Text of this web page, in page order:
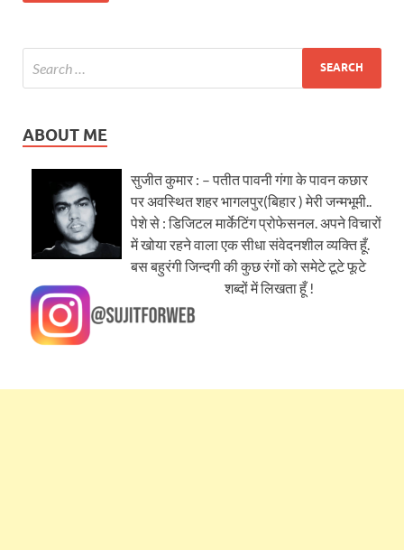
ABOUT ME
सुजीत कुमार : – पतीत पावनी गंगा के पावन कछार
पर अवस्थित शहर भागलपुर(बिहार ) मेरी जन्मभूमी..
पेशे से : डिजिटल मार्केटिंग प्रोफेसनल. अपने विचारों
में खोया रहने वाला एक सीधा संवेदनशील व्यक्ति हूँ.
बस बहुरंगी जिन्दगी की कुछ रंगों को समेटे टूटे फूटे
शब्दों में लिखता हूँ !